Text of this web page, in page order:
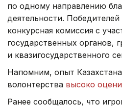
по одному направлению
деятельности.
конкурсная комиссия с
государственных органов,
и квазигосударственного
Напомним, опыт
волонтерства высоко
Ранее сообщалось, что